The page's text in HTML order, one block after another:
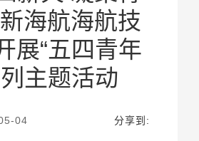
主题活动
04 分享到: